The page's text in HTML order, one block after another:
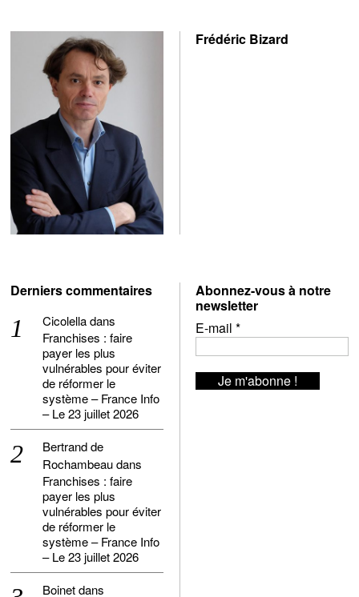
Frédéric Bizard
Derniers commentaires
Cicolelladans
Franchises : faire
payer les plus
vulnérables pour éviter
de réformer le
système – France Info
– Le 23 juillet 2026
Bertrand de
Rochambeaudans
Franchises : faire
payer les plus
vulnérables pour éviter
de réformer le
système – France Info
– Le 23 juillet 2026
Boinetdans
Abonnez-vous à notre
newsletter
E-mail *